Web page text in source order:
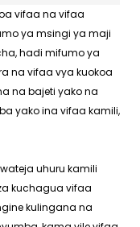
vifaa na vifaa
ya msingi ya maji
hadi mifumo ya
na vifaa vya kuokoa
na bajeti yako na
yako ina vifaa kamili,
uhuru kamili
kuchagua vifaa
kulingana na